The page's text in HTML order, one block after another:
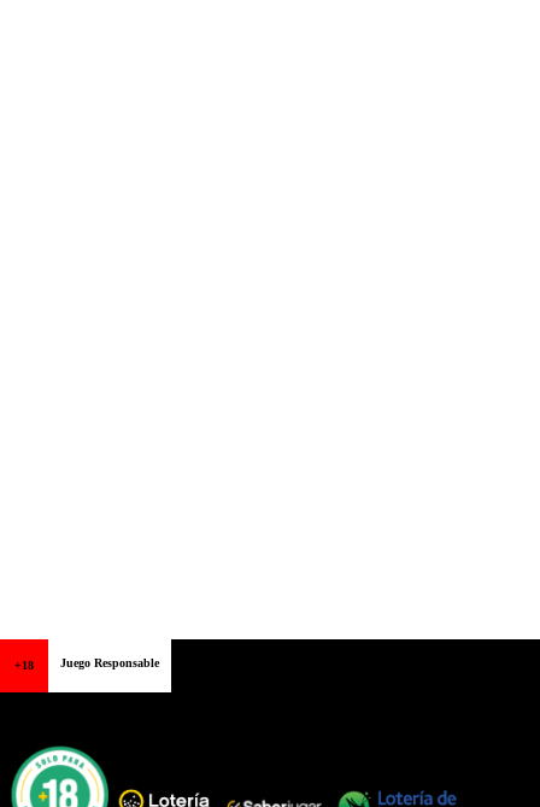
+18 Juego Responsable